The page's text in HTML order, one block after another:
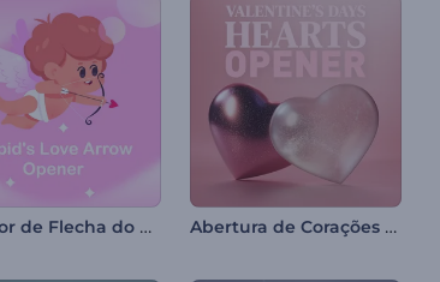
Abridor de Flecha do Amor de Cupido Abertura de Corações para o Dia dos Namorados